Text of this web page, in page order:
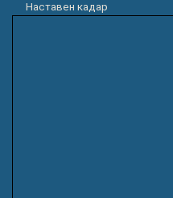
Наставен кадар